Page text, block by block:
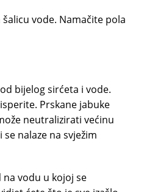
vode. Namačite pola
bijelog sirćeta i vode.
Prskane jabuke
neutralizirati većinu
nalaze na svježim
vodu u kojoj se